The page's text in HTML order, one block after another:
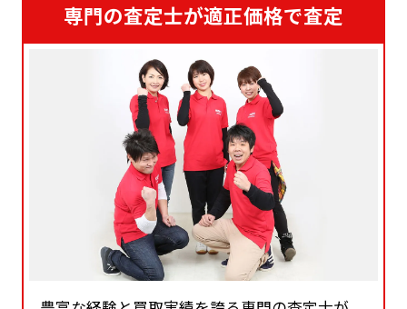
専門の査定士が適正価格で査定